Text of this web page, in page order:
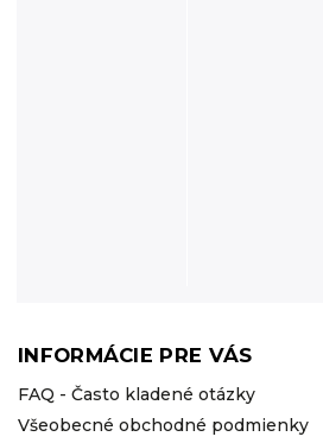
INFORMÁCIE PRE VÁS
FAQ - Často kladené otázky
Všeobecné obchodné podmienky